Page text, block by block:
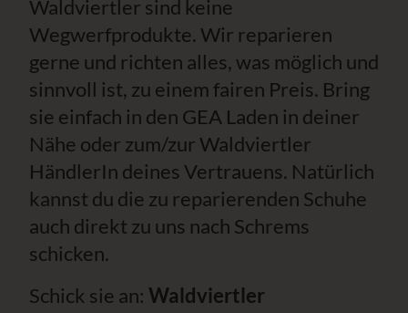
Waldviertler sind keine
Wegwerfprodukte. Wir reparieren
gerne und richten alles, was möglich und
sinnvoll ist, zu einem fairen Preis. Bring
sie einfach in den GEA Laden in deiner
Nähe oder zum/zur Waldviertler
HändlerIn deines Vertrauens. Natürlich
kannst du die zu reparierenden Schuhe
auch direkt zu uns nach Schrems
schicken.
Schick sie an: Waldviertler